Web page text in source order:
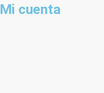
Mi cuenta